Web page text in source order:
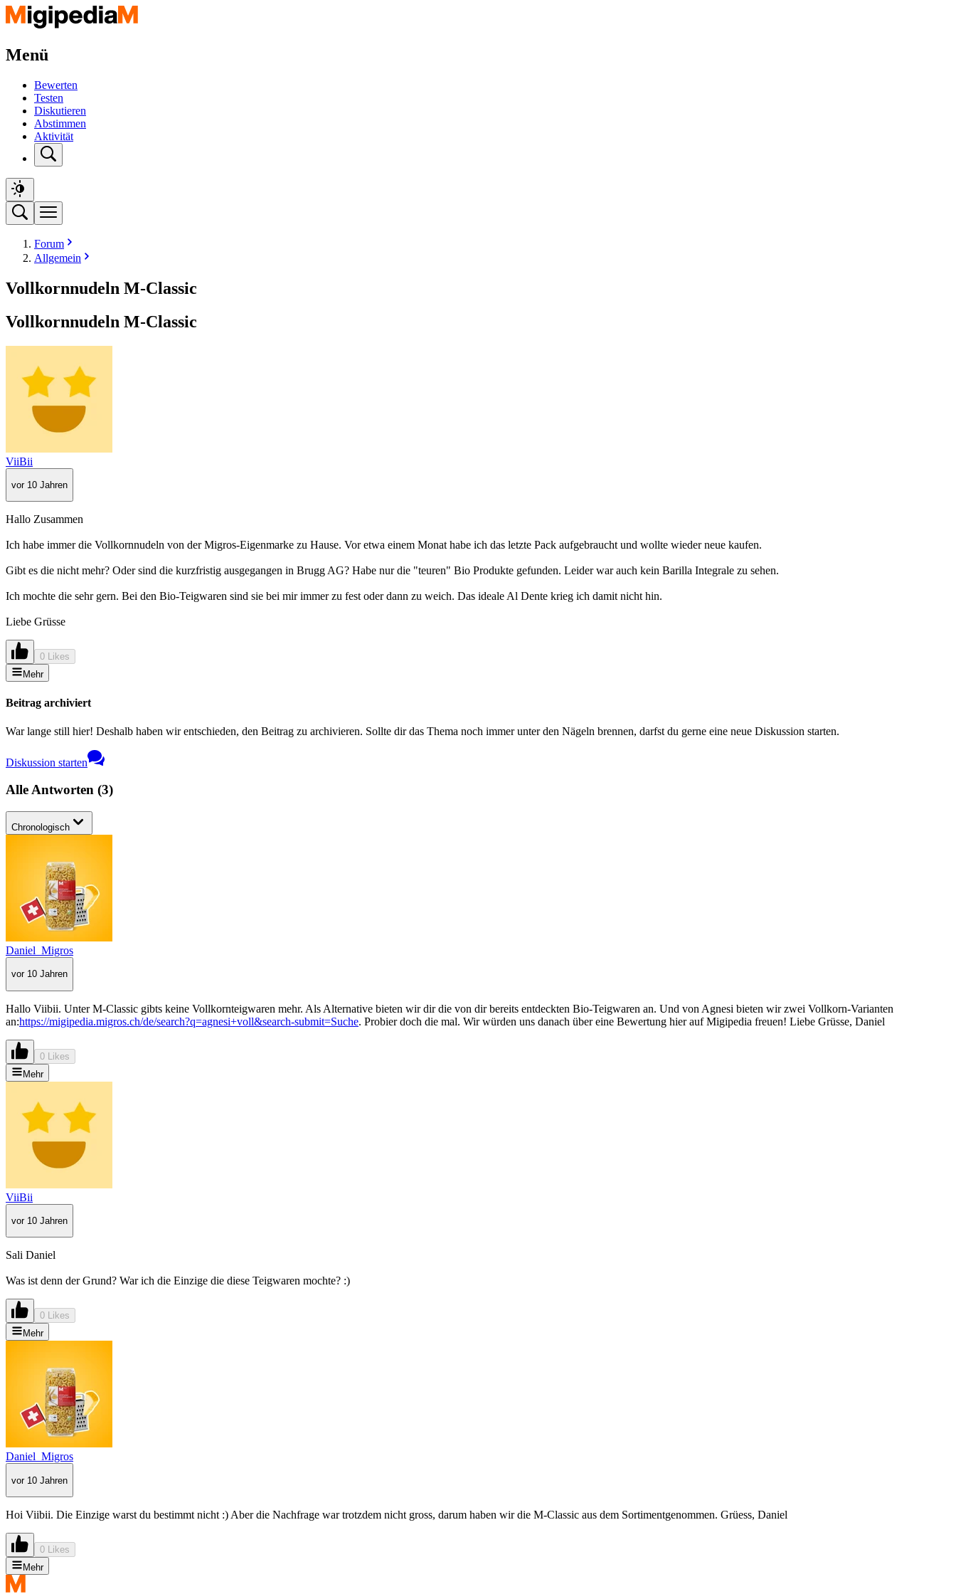
Menü
Bewerten
Testen
Diskutieren
Abstimmen
Aktivität
Forum
Allgemein
Vollkornnudeln M-Classic
Vollkornnudeln M-Classic
ViiBii
vor 10 Jahren
Hallo Zusammen
Ich habe immer die Vollkornnudeln von der Migros-Eigenmarke zu Hause. Vor etwa einem Monat habe ich das letzte Pack aufgebraucht und wollte wieder neue kaufen.
Gibt es die nicht mehr? Oder sind die kurzfristig ausgegangen in Brugg AG? Habe nur die "teuren" Bio Produkte gefunden. Leider war auch kein Barilla Integrale zu sehen.
Ich mochte die sehr gern. Bei den Bio-Teigwaren sind sie bei mir immer zu fest oder dann zu weich. Das ideale Al Dente krieg ich damit nicht hin.
Liebe Grüsse
0 Likes
Mehr
Beitrag archiviert
War lange still hier! Deshalb haben wir entschieden, den Beitrag zu archivieren. Sollte dir das Thema noch immer unter den Nägeln brennen, darfst du gerne eine neue Diskussion starten.
Diskussion starten
Alle Antworten (3)
Chronologisch
Daniel_Migros
vor 10 Jahren
Hallo Viibii. Unter M-Classic gibts keine Vollkornteigwaren mehr. Als Alternative bieten wir dir die von dir bereits entdeckten Bio-Teigwaren an. Und von Agnesi bieten wir zwei Vollkorn-Varianten
an:https://migipedia.migros.ch/de/search?q=agnesi+voll&search-submit=Suche. Probier doch die mal. Wir würden uns danach über eine Bewertung hier auf Migipedia freuen! Liebe Grüsse, Daniel
0 Likes
Mehr
ViiBii
vor 10 Jahren
Sali Daniel
Was ist denn der Grund? War ich die Einzige die diese Teigwaren mochte? :)
0 Likes
Mehr
Daniel_Migros
vor 10 Jahren
Hoi Viibii. Die Einzige warst du bestimmt nicht :) Aber die Nachfrage war trotzdem nicht gross, darum haben wir die M-Classic aus dem Sortimentgenommen. Grüess, Daniel
0 Likes
Mehr